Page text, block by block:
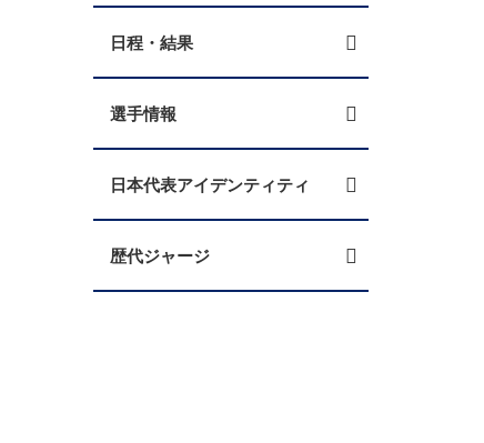
日程・結果
選手情報
日本代表アイデンティティ
歴代ジャージ